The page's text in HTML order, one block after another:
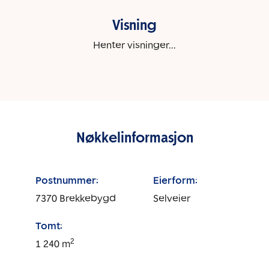
Visning
Henter visninger...
Nøkkelinformasjon
Postnummer:
7370 Brekkebygd
Eierform:
Selveier
Tomt:
1 240 m2